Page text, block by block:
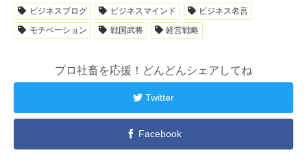
ビジネスブログ ビジネスマインド
ビジネス名言
モチベーション
戦国武将 経営戦略
プロ社畜を応援！どんどんシェアしてね
Twitter
Facebook